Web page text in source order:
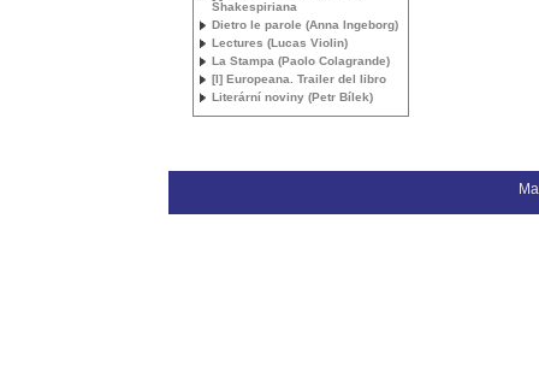
Shakespiriana
Dietro le parole (Anna Ingeborg)
Lectures (Lucas Violin)
La Stampa (Paolo Colagrande)
[I] Europeana. Trailer del libro
Literární noviny (Petr Bílek)